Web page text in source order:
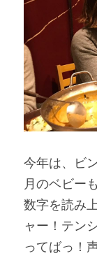
今年は、ビ
月のベビー
数字を読み
ャー！テン
ってばっ！